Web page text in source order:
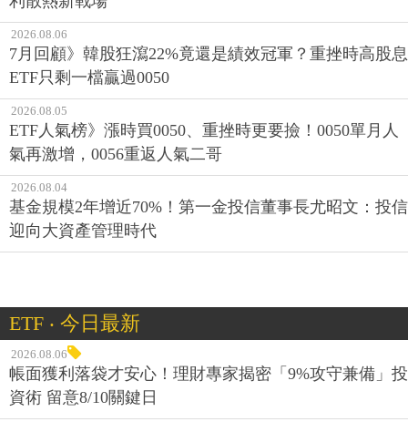
2026.08.06
7月回顧》韓股狂瀉22%竟還是績效冠軍？重挫時高股息
ETF只剩一檔贏過0050
2026.08.05
ETF人氣榜》漲時買0050、重挫時更要撿！0050單月人
氣再激增，0056重返人氣二哥
2026.08.04
基金規模2年增近70%！第一金投信董事長尤昭文：投信
迎向大資產管理時代
ETF ‧ 今日最新
2026.08.06
帳面獲利落袋才安心！理財專家揭密「9%攻守兼備」投
資術 留意8/10關鍵日